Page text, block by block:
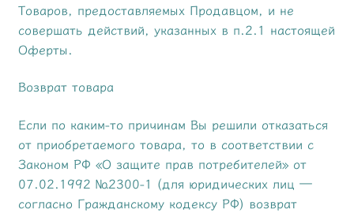
Товаров, предоставляемых Продавцом, и не
совершать действий, указанных в п.2.1 настоящей
Оферты.
Возврат товара
Если по каким-то причинам Вы решили отказаться
от приобретаемого товара, то в соответствии с
Законом РФ «О защите прав потребителей» от
07.02.1992 №2300-1 (для юридических лиц —
согласно Гражданскому кодексу РФ) возврат